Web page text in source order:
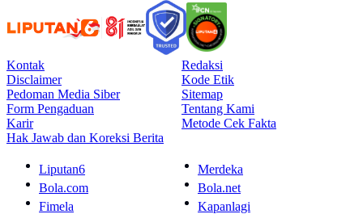
Kontak
Redaksi
Disclaimer
Kode Etik
Pedoman Media Siber
Sitemap
Form Pengaduan
Tentang Kami
Karir
Metode Cek Fakta
Hak Jawab dan Koreksi Berita
Liputan6
Merdeka
Bola.com
Bola.net
Fimela
Kapanlagi